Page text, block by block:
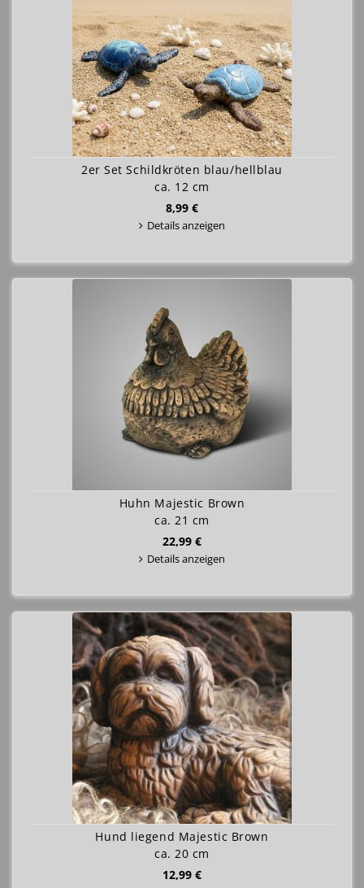
2er Set Schildkröten blau/hellblau
ca. 12 cm
8,99 €
Details anzeigen
Huhn Majestic Brown
ca. 21 cm
22,99 €
Details anzeigen
Hund liegend Majestic Brown
ca. 20 cm
12,99 €